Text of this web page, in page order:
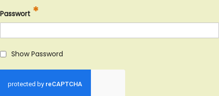
Passwort
Show Password